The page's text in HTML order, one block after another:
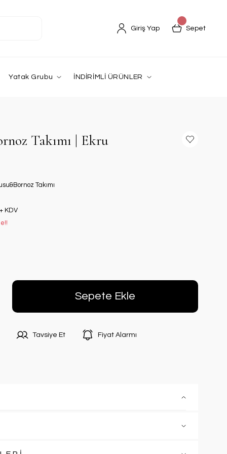
Giriş Yap Sepet
Yatak Grubu İNDİRİMLİ ÜRÜNLER
Takımı | Ekru
Takımı
KDV
Sepete Ekle
Tavsiye Et Fiyat Alarmı